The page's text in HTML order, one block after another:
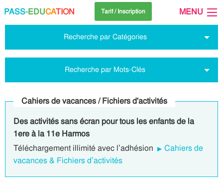
PASS-EDUCATION Tarif / Inscription MENU
Recherche par Catégories
Recherche par Mots-Clés
Cahiers de vacances / Fichiers d'activités
Des activités sans écran pour tous les enfants de la
1ere à la 11e Harmos
Téléchargement illimité avec l’adhésion
Cahiers de
vacances & Fichiers d’activités